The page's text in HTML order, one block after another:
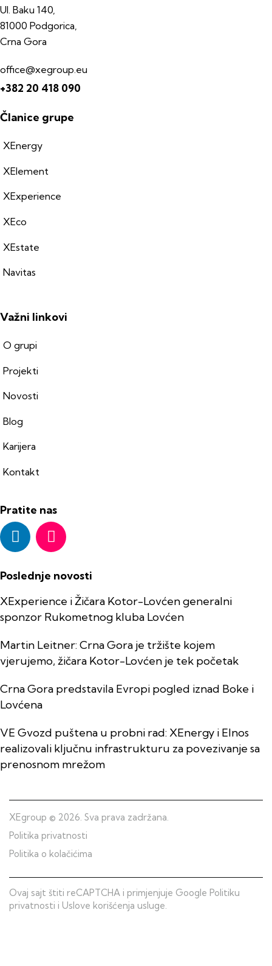
Ul. Baku 140,
81000 Podgorica,
Crna Gora
office@xegroup.eu
+382 20 418 090
Članice grupe
XEnergy
XElement
XExperience
XEco
XEstate
Navitas
Važni linkovi
O grupi
Projekti
Novosti
Blog
Karijera
Kontakt
Pratite nas
Poslednje novosti
XExperience i Žičara Kotor-Lovćen generalni
sponzor Rukometnog kluba Lovćen
Martin Leitner: Crna Gora je tržište kojem
vjerujemo, žičara Kotor-Lovćen je tek početak
Crna Gora predstavila Evropi pogled iznad Boke i
Lovćena
VE Gvozd puštena u probni rad: XEnergy i Elnos
realizovali ključnu infrastrukturu za povezivanje sa
prenosnom mrežom
XEgroup © 2026. Sva prava zadržana.
Politika privatnosti
Politika o kolačićima
Ovaj sajt štiti reCAPTCHA i primjenjuje Google Politiku
privatnosti i Uslove korišćenja usluge.